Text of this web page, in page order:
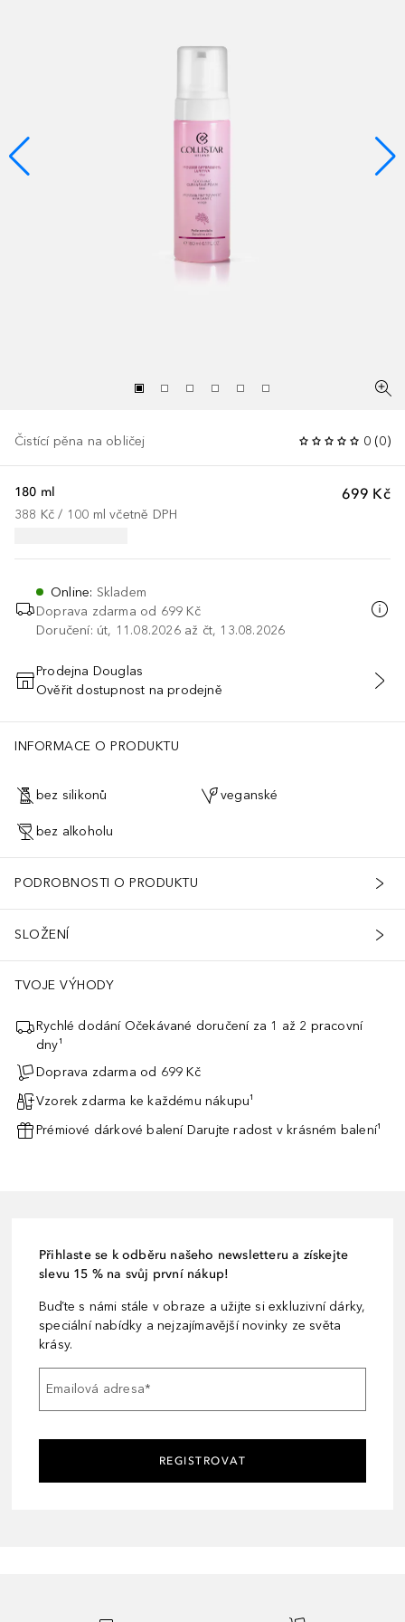
Čistící pěna na obličej 0 (0)
699 Kč
180 ml
388 Kč / 100 ml včetně DPH
Online: Skladem
Doprava zdarma od 699 Kč
Doručení: út, 11.08.2026 až čt, 13.08.2026
PŘIDAT DO KOŠÍKU
Prodejna Douglas
Ověřit dostupnost na prodejně
INFORMACE O PRODUKTU
bez silikonů veganské
bez alkoholu
PODROBNOSTI O PRODUKTU
SLOŽENÍ
TVOJE VÝHODY
Rychlé dodání Očekávané doručení za 1 až 2 pracovní
dny¹
Doprava zdarma od 699 Kč
Vzorek zdarma ke každému nákupu¹
Prémiové dárkové balení Darujte radost v krásném balení¹
Přihlaste se k odběru našeho newsletteru a získejte
slevu 15 % na svůj první nákup!
Buďte s námi stále v obraze a užijte si exkluzivní dárky,
speciální nabídky a nejzajímavější novinky ze světa
krásy.
Emailová adresa*
REGISTROVAT